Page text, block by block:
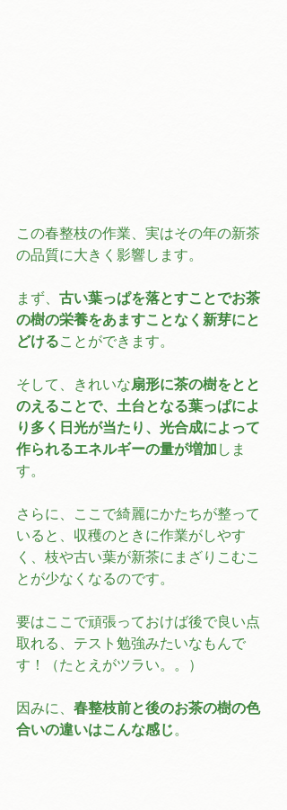
この春整枝の作業、実はその年の新茶
の品質に大きく影響します。
まず、 古い葉っぱを落とすことでお茶
の樹の栄養をあますことなく新芽にと
どけることができます。
そして、きれいな扇形に茶の樹をとと
のえることで、土台となる葉っぱによ
り多く日光が当たり、光合成によって
作られるエネルギーの量が増加 しま
す。
さらに、ここで綺麗にかたちが整って
いると、収穫のときに作業がしやす
く、枝や古い葉が新茶にまざりこむこ
とが少なくなるのです。
要はここで頑張っておけば後で良い点
取れる、テスト勉強みたいなもんで
す！（たとえがツラい。。）
因みに、 春整枝前と後のお茶の樹の色
合いの違いはこんな感じ。